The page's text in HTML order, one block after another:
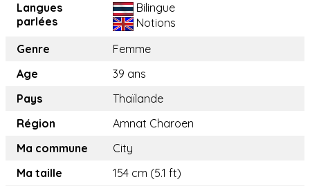
Langues
parlées
Bilingue
Notions
Genre
Femme
Age
39 ans
Pays
Thaïlande
Région
Amnat Charoen
Ma commune
City
Ma taille
154 cm (5.1 ft)